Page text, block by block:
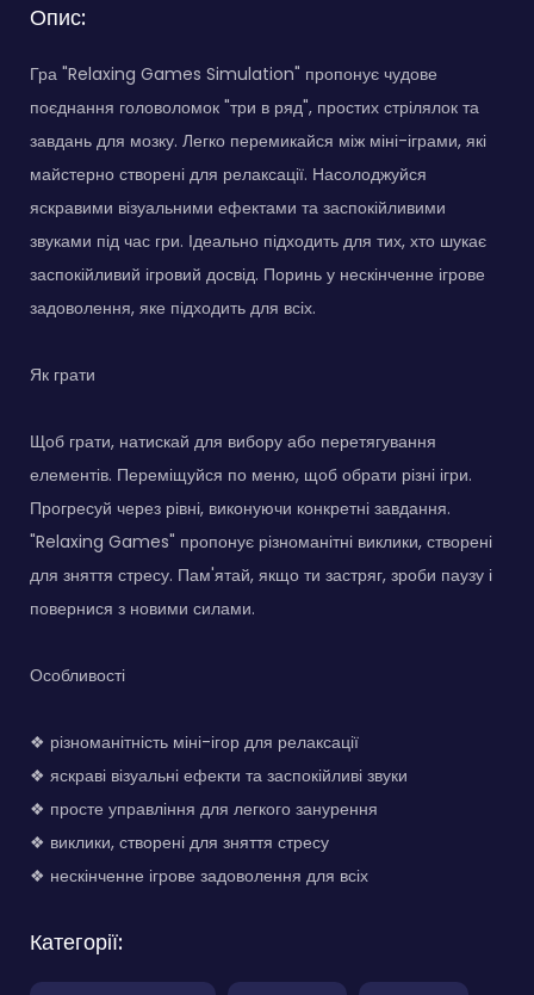
Опис:
Гра "Relaxing Games Simulation" пропонує чудове
поєднання головоломок "три в ряд", простих стрілялок та
завдань для мозку. Легко перемикайся між міні-іграми, які
майстерно створені для релаксації. Насолоджуйся
яскравими візуальними ефектами та заспокійливими
звуками під час гри. Ідеально підходить для тих, хто шукає
заспокійливий ігровий досвід. Поринь у нескінченне ігрове
задоволення, яке підходить для всіх.
Як грати
Щоб грати, натискай для вибору або перетягування
елементів. Переміщуйся по меню, щоб обрати різні ігри.
Прогресуй через рівні, виконуючи конкретні завдання.
"Relaxing Games" пропонує різноманітні виклики, створені
для зняття стресу. Пам'ятай, якщо ти застряг, зроби паузу і
повернися з новими силами.
Особливості
❖ різноманітність міні-ігор для релаксації
❖ яскраві візуальні ефекти та заспокійливі звуки
❖ просте управління для легкого занурення
❖ виклики, створені для зняття стресу
❖ нескінченне ігрове задоволення для всіх
Категорії: